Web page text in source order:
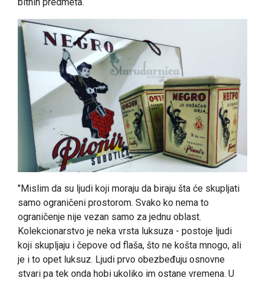
"Mislim da su ljudi koji moraju da biraju šta će skupljati
samo ograničeni prostorom. Svako ko nema to
ograničenje nije vezan samo za jednu oblast.
Kolekcionarstvo je neka vrsta luksuza - postoje ljudi
koji skupljaju i čepove od flaša, što ne košta mnogo, ali
je i to opet luksuz. Ljudi prvo obezbeđuju osnovne
stvari pa tek onda hobi ukoliko im ostane vremena. U